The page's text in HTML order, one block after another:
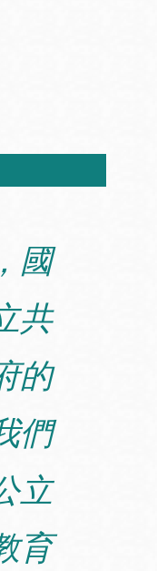
國
共
的
們
立
育